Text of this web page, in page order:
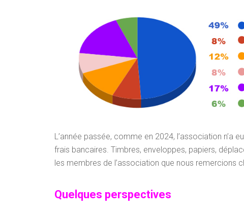
L’année passée, comme en 2024, l’association n’a
frais bancaires. Timbres, enveloppes, papiers,
les membres de l’association que nous remercions
Quelques perspectives